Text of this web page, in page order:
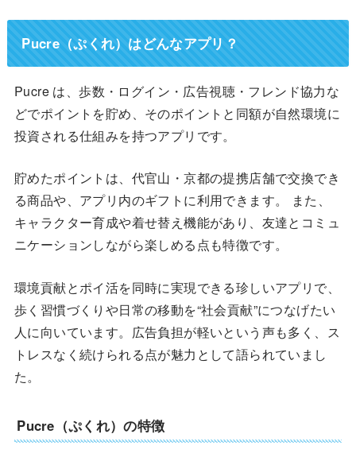
Pucre（ぷくれ）はどんなアプリ？
Pucre は、歩数・ログイン・広告視聴・フレンド協力な
どでポイントを貯め、そのポイントと同額が自然環境に
投資される仕組みを持つアプリです。
貯めたポイントは、代官山・京都の提携店舗で交換でき
る商品や、アプリ内のギフトに利用できます。 また、
キャラクター育成や着せ替え機能があり、友達とコミュ
ニケーションしながら楽しめる点も特徴です。
環境貢献とポイ活を同時に実現できる珍しいアプリで、
歩く習慣づくりや日常の移動を“社会貢献”につなげたい
人に向いています。広告負担が軽いという声も多く、ス
トレスなく続けられる点が魅力として語られていまし
た。
Pucre（ぷくれ）の特徴